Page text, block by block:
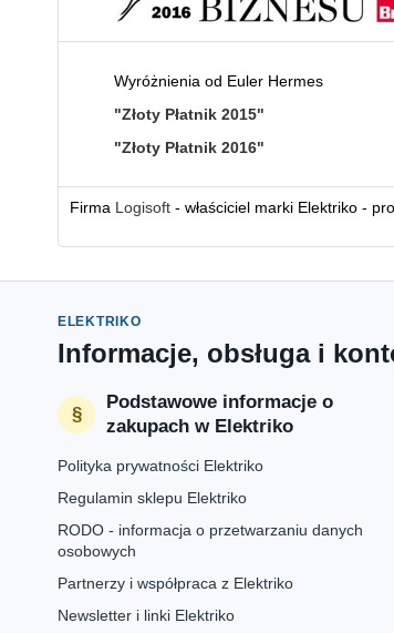
Wyróżnienia od Euler Hermes
"Złoty Płatnik 2015"
"Złoty Płatnik 2016"
Firma Logisoft - właściciel marki Elektriko -
ELEKTRIKO
Informacje, obsługa i
Podstawowe informacje o
zakupach w Elektriko
Polityka prywatności Elektriko
Regulamin sklepu Elektriko
RODO - informacja o przetwarzaniu danych
osobowych
Partnerzy i współpraca z Elektriko
Newsletter i linki Elektriko